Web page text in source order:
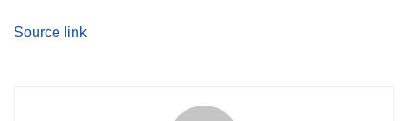
Source link